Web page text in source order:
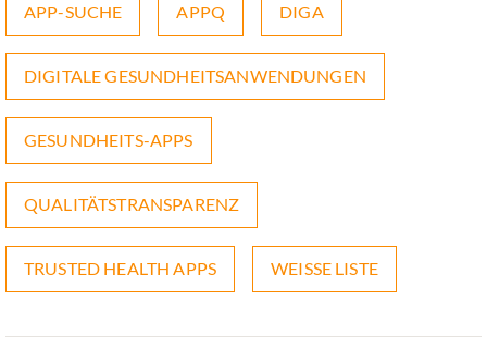
APP-SUCHE APPQ DIGA
DIGITALE GESUNDHEITSANWENDUNGEN
GESUNDHEITS-APPS
QUALITÄTSTRANSPARENZ
TRUSTED HEALTH APPS WEISSE LISTE